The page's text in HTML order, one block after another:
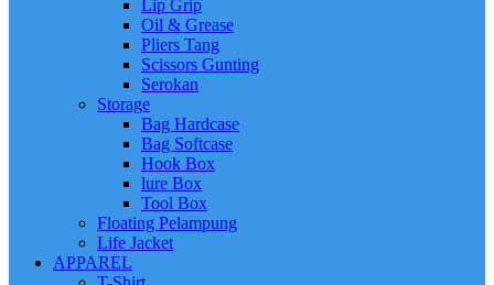
Lip Grip
Oil & Grease
Pliers Tang
Scissors Gunting
Serokan
Storage
Bag Hardcase
Bag Softcase
Hook Box
lure Box
Tool Box
Floating Pelampung
Life Jacket
APPAREL